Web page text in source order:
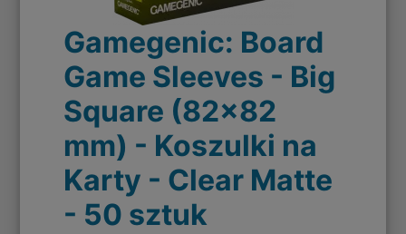
Gamegenic: Board
Game Sleeves - Big
Square (82x82
mm) - Koszulki na
Karty - Clear Matte
- 50 sztuk